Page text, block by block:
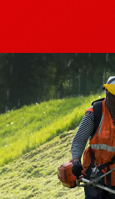
untuk Anda yang tidak
pasir
kasarnon-stop. Pilihan